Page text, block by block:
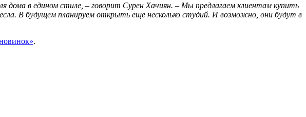
дома в едином стиле, – говорит Сурен Хачиян. – Мы предлагаем клиентам купить
В будущем планируем открыть еще несколько студий. И возможно, они будут в
.